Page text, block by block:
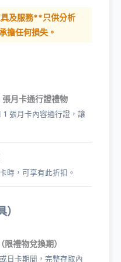
及服務**只供分析
擔任何損失。
月卡通行證禮物
張月卡內容通行證，讓
時，可享有此折扣。
禮物兌換期）
日卡期間，完整存取內